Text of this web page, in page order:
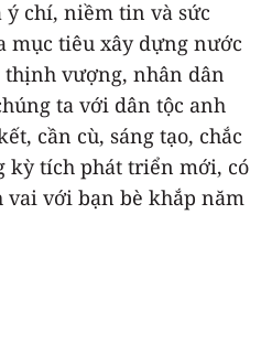
chí, niềm tin và sức
mục tiêu xây dựng nước
vượng, nhân dân
ta với dân tộc anh
cần cù, sáng tạo, chắc
kỳ tích phát triển mới, có
vai với bạn bè khắp năm